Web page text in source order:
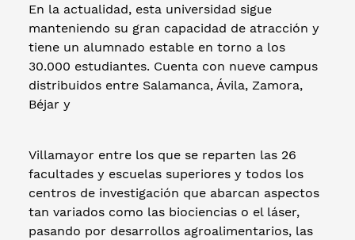
En la actualidad, esta universidad sigue
manteniendo su gran capacidad de atracción y
tiene un alumnado estable en torno a los
30.000 estudiantes. Cuenta con nueve campus
distribuidos entre Salamanca, Ávila, Zamora,
Béjar y
Villamayor entre los que se reparten las 26
facultades y escuelas superiores y todos los
centros de investigación que abarcan aspectos
tan variados como las biociencias o el láser,
pasando por desarrollos agroalimentarios, las